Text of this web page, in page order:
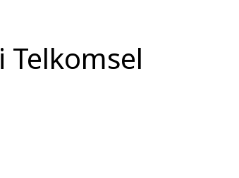
Telkomsel